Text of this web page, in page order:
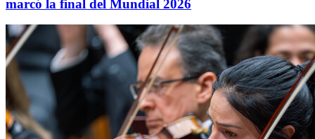
marcó la final del Mundial 2026